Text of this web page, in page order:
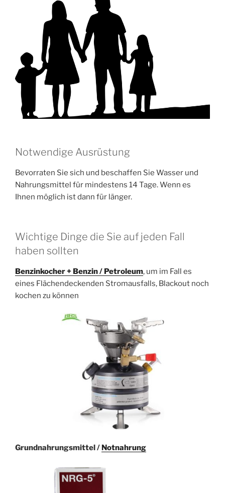
Notwendige Ausrüstung
Bevorraten Sie sich und beschaffen Sie Wasser und
Nahrungsmittel für mindestens 14 Tage. Wenn es
Ihnen möglich ist dann für länger.
Wichtige Dinge die Sie auf jeden Fall
haben sollten
Benzinkocher + Benzin / Petroleum, um im Fall es
eines Flächendeckenden Stromausfalls, Blackout noch
kochen zu können
Grundnahrungsmittel / Notnahrung